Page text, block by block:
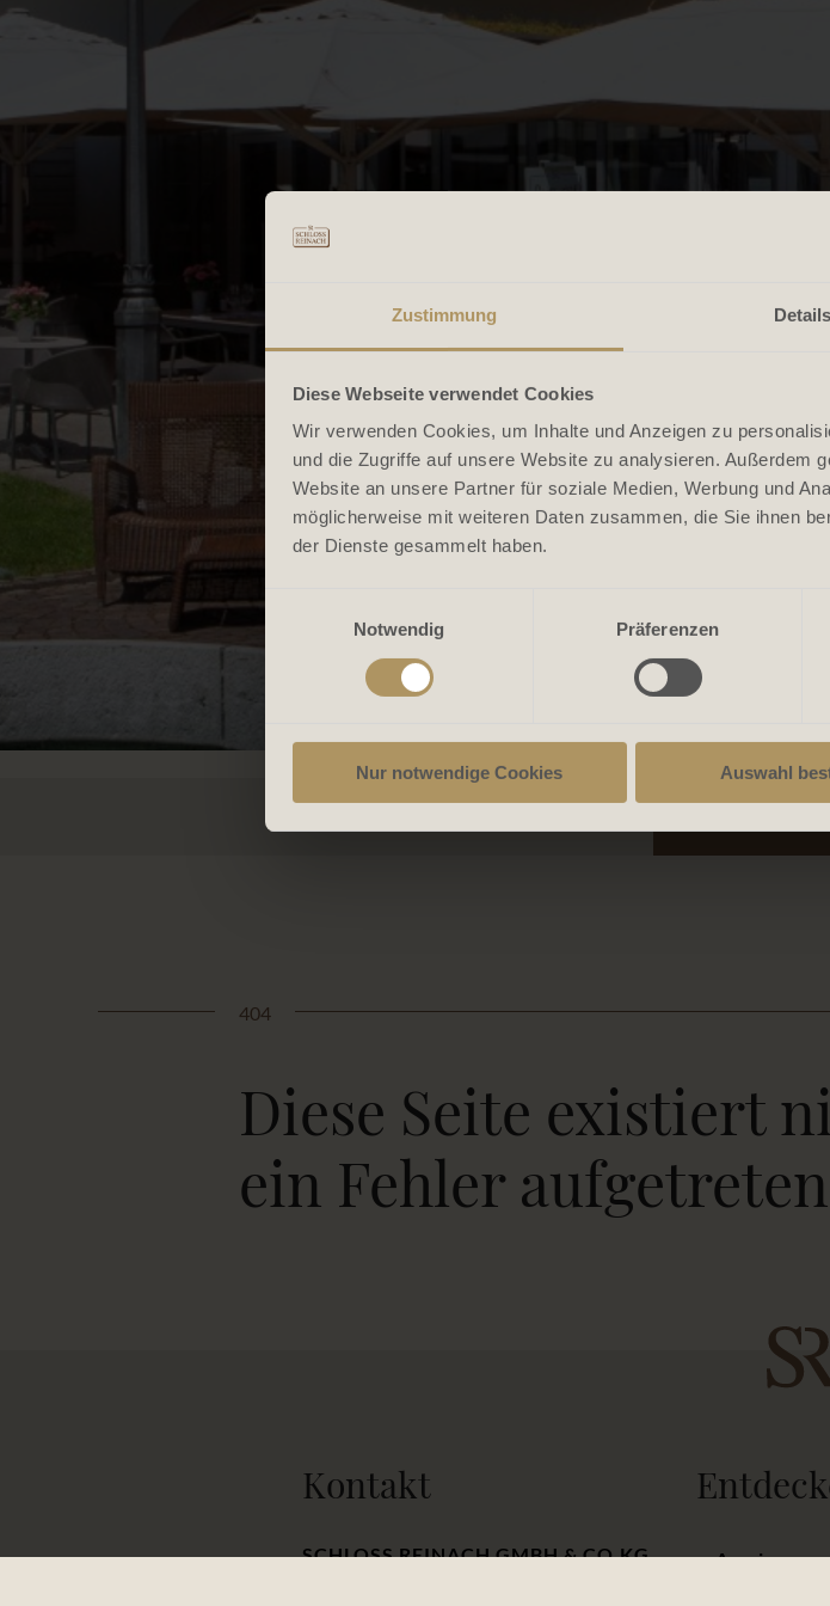
Zustimmung Details
Diese Webseite verwendet Cookies
Wir verwenden Cookies, um Inhalte und Anzeigen zu
und die Zugriffe auf unsere Website zu analysieren. Außerdem
Website an unsere Partner für soziale Medien, Werbung und
möglicherweise mit weiteren Daten zusammen, die Sie ihnen
der Dienste gesammelt haben.
Einwilligungsauswahl
Notwendig
Präferenzen
Nur notwendige Cookies Auswahl
404
Diese Seite existiert
ein Fehler
Kontakt
SCHLOSS REINACH GMBH & CO.KG
Anreise